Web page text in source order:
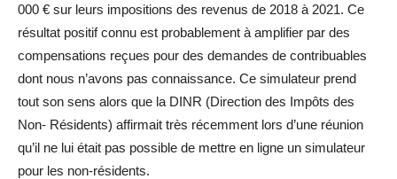
000 € sur leurs impositions des revenus de 2018 à 2021. Ce
résultat positif connu est probablement à amplifier par des
compensations reçues pour des demandes de contribuables
dont nous n’avons pas connaissance. Ce simulateur prend
tout son sens alors que la DINR (Direction des Impôts des
Non- Résidents) affirmait très récemment lors d’une réunion
qu’il ne lui était pas possible de mettre en ligne un simulateur
pour les non-résidents.